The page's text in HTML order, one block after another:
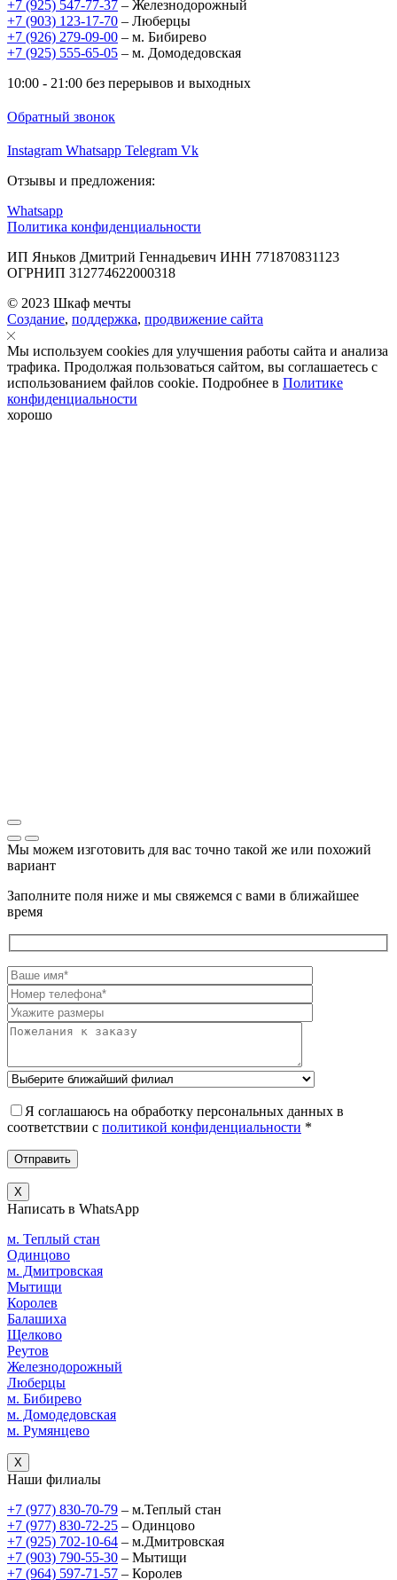
+7 (925) 547-77-37 – Железнодорожный
+7 (903) 123-17-70 – Люберцы
+7 (926) 279-09-00 – м. Бибирево
+7 (925) 555-65-05 – м. Домодедовская
10:00 - 21:00 без перерывов и выходных
Обратный звонок
Instagram Whatsapp Telegram Vk
Отзывы и предложения:
Whatsapp
Политика конфиденциальности
ИП Яньков Дмитрий Геннадьевич ИНН 771870831123
ОГРНИП 312774622000318
© 2023 Шкаф мечты
Создание, поддержка, продвижение сайта
Мы используем cookies для улучшения работы сайта и анализа
трафика. Продолжая пользоваться сайтом, вы соглашаетесь с
использованием файлов cookie. Подробнее в Политике
конфиденциальности
хорошо
Мы можем изготовить для вас точно такой же или похожий
вариант
Заполните поля ниже и мы свяжемся с вами в ближайшее
время
Я соглашаюсь на обработку персональных данных в
соответствии c политикой конфиденциальности *
X
Написать в WhatsApp
м. Теплый стан
Одинцово
м. Дмитровская
Мытищи
Королев
Балашиха
Щелково
Реутов
Железнодорожный
Люберцы
м. Бибирево
м. Домодедовская
м. Румянцево
X
Наши филиалы
+7 (977) 830-70-79 – м.Теплый стан
+7 (977) 830-72-25 – Одинцово
+7 (925) 702-10-64 – м.Дмитровская
+7 (903) 790-55-30 – Мытищи
+7 (964) 597-71-57 – Королев